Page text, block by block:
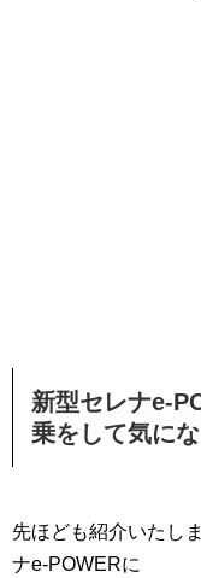
新型セレナe-
乗をして気に
先ほども紹介いたし
ナe-POWERに